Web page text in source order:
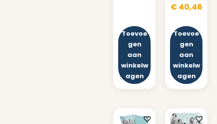
Toevoe
gen
aan
winkelw
agen
€ 40,46
Toevoe
gen
aan
winkelw
agen